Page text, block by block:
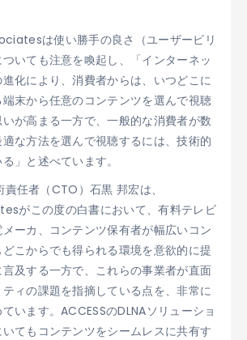
は使い勝手の良さ（ユーザービリ
いても注意を喚起し、「インターネッ
進化により、消費者からは、いつどこに
末から任意のコンテンツを選んで視聴
が高まる一方で、一般的な消費者が数
な方法を選んで視聴するには、技術的
」と述べています。
任者（CTO）石黒 邦宏は、
がこの度の白書において、有料テレビ
ーカ、コンテンツ保有者が幅広いコン
こからでも得られる環境を意欲的に提
及する一方で、これらの事業者が直面
ィの課題を指摘している点を、非常に
います。ACCESSのDLNAソリューショ
てもコンテンツをシームレスに共有す